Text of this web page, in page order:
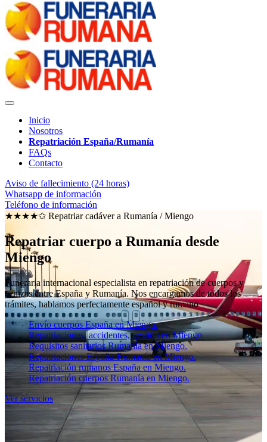
Inicio
Nosotros
Repatriación España/Rumanía
FAQs
Contacto
Aviso de fallecimiento (24 horas)
Whatsapp de información
Teléfono de información
★★★★✩ Repatriar cadáver a Rumanía /Miengo
Repatriar cuerpo a Rumanía desde
Miengo
Funeraria internacional especialista en repatriación de cuerpos y
cenizas entre España y Rumanía. Nos encargamos de todos los
trámites, hablamos perfectamente español y rumano
Envío cuerpos España en Miengo.
Repatriaciones, accidentes, gestión en Miengo.
Requisitos sanitarios Rumanía en Miengo.
Repatriaciones España-Rumanía en Miengo.
Repatriación rumanos España en Miengo.
Repatriación cuerpos Rumanía en Miengo.
Ver servicios